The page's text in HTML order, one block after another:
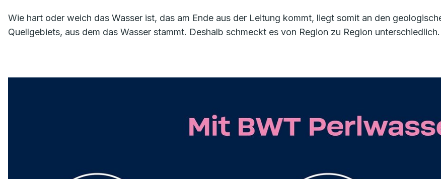
Wie hart oder weich das Wasser ist, das am Ende aus der Leitung kommt, liegt somit an den
Quellgebiets, aus dem das Wasser stammt. Deshalb schmeckt es von Region zu Region unterschiedlich.